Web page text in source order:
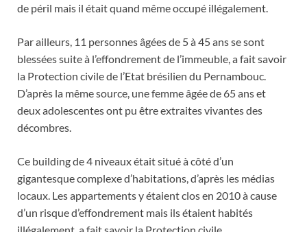
de péril mais il était quand même occupé illégalement.
Par ailleurs, 11 personnes âgées de 5 à 45 ans se sont
blessées suite à l’effondrement de l’immeuble, a fait savoir
la Protection civile de l’Etat brésilien du Pernambouc.
D’après la même source, une femme âgée de 65 ans et
deux adolescentes ont pu être extraites vivantes des
décombres.
Ce building de 4 niveaux était situé à côté d’un
gigantesque complexe d’habitations, d’après les médias
locaux. Les appartements y étaient clos en 2010 à cause
d’un risque d’effondrement mais ils étaient habités